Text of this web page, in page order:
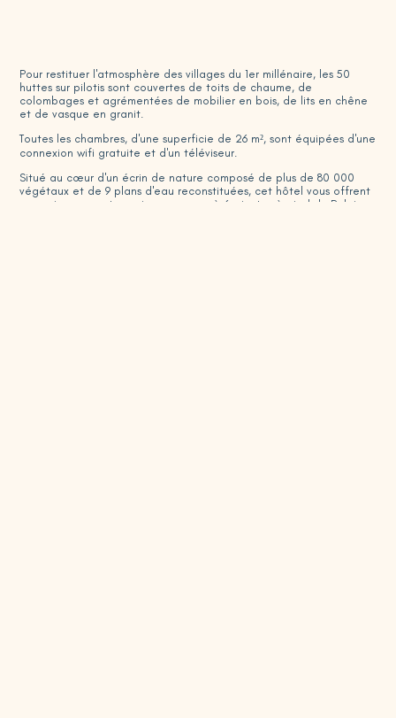
Pour restituer l'atmosphère des villages du 1er millénaire, les 50
huttes sur pilotis sont couvertes de toits de chaume, de
colombages et agrémentées de mobilier en bois, de lits en chêne
et de vasque en granit.
Toutes les chambres, d'une superficie de 26 m², sont équipées d'une
connexion wifi gratuite et d'un téléviseur.
Situé au cœur d'un écrin de nature composé de plus de 80 000
végétaux et de 9 plans d'eau reconstituées, cet hôtel vous offrent
un environnement propice au repos, à 6 minutes à pied du Palais